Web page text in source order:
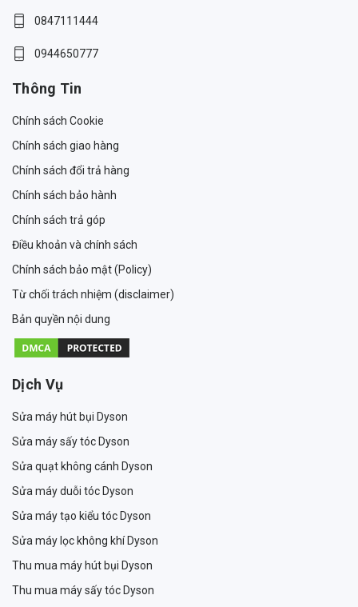
0847111444
0944650777
Thông Tin
Chính sách Cookie
Chính sách giao hàng
Chính sách đổi trả hàng
Chính sách bảo hành
Chính sách trả góp
Điều khoản và chính sách
Chính sách bảo mật (Policy)
Từ chối trách nhiệm (disclaimer)
Bản quyền nội dung
Dịch Vụ
Sửa máy hút bụi Dyson
Sửa máy sấy tóc Dyson
Sửa quạt không cánh Dyson
Sửa máy duỗi tóc Dyson
Sửa máy tạo kiểu tóc Dyson
Sửa máy lọc không khí Dyson
Thu mua máy hút bụi Dyson
Thu mua máy sấy tóc Dyson